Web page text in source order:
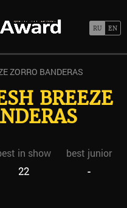
ZORRO BANDERAS
BREEZE
in show
best junior
22 -